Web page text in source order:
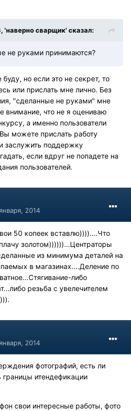
'наверно сварщик' сказал:
не руками принимаются?
но если это не секрет, то
или прислать мне лично. Без
"сделанные не руками" мне
внимание, что не я оцениваю
а именно пользователи
можете прислать работу
заслужить поддержку
если вдруг не попадете на
пользователей.
2014
50 копеек вставлю))))....Что
золотом))))))...Центраторы
из минимума деталей на
в магазинах....Деление по
либо
резьба с увелечителем
2014
фотографий, есть ли
итендефикации
свои интересные работы, фото